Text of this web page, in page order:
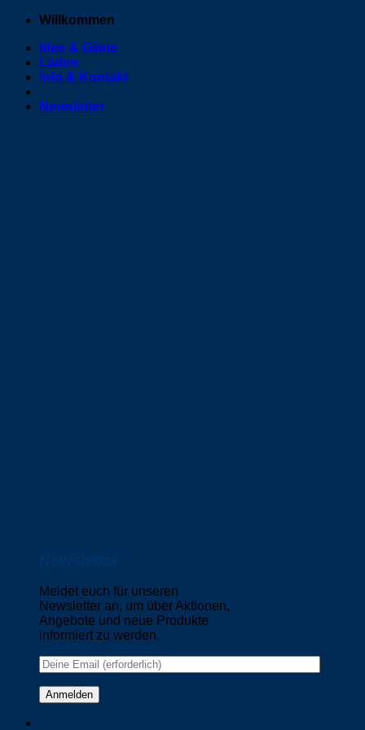
Zum
springen
Willkommen
Idee & Gäste
Läden
Info & Kontakt
Newsletter
Meldet euch für unseren
Newsletter an, um über Aktionen,
Angebote und neue Produkte
informiert zu werden.
Please leave this field empty.